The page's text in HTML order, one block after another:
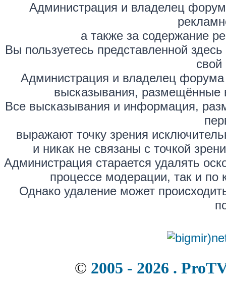
Администрация и владелец
а также за содержание
Вы пользуетесь представленной
свой
Администрация и владелец форума
высказывания, размещённые
Все высказывания и информация,
выражают точку зрения
и никак не связаны с точкой
Администрация старается удалять
процессе модерации, так и по
Однако удаление может
© 2005 - 2026 .